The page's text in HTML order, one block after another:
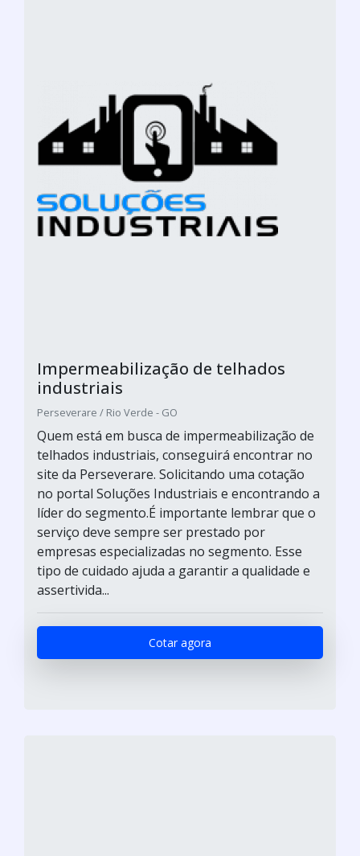
Impermeabilização de telhados
industriais
Perseverare / Rio Verde - GO
Quem está em busca de impermeabilização de
telhados industriais, conseguirá encontrar no
site da Perseverare. Solicitando uma cotação
no portal Soluções Industriais e encontrando a
líder do segmento.É importante lembrar que o
serviço deve sempre ser prestado por
empresas especializadas no segmento. Esse
tipo de cuidado ajuda a garantir a qualidade e
assertivida...
Cotar agora